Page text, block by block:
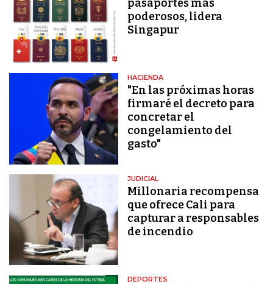
pasaportes más
poderosos, lidera
Singapur
HACIENDA
"En las próximas horas
firmaré el decreto para
concretar el
congelamiento del
gasto"
JUDICIAL
Millonaria recompensa
que ofrece Cali para
capturar a responsables
de incendio
DEPORTES